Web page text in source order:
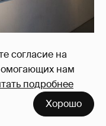
согласие на
нам
подробнее
Хорошо